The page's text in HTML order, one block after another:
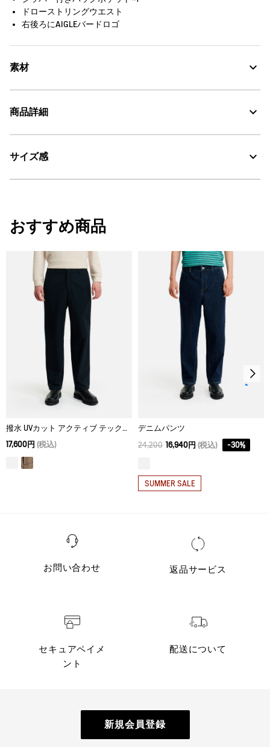
ドローストリングウエスト
右後ろにAIGLEバードロゴ
素材
30℃を限度とし、通常の洗濯処理。
漂白処理はできない。
脱水後、つり干し乾燥がよい。
アイロン仕上げ処理はできない。
ドライクリーニング処理ができない。
ウェットクリーニング処理ができる。：通常の処理
商品詳細
・色：ウォルナット (004)
サイズ感
XS
S 77
M
L
XL
おすすめ商品
撥水 UVカット アクティブ テックパンツ
17,600円 (税込)
デニムパンツ
24,200 16,940円 (税込) -30%
SUMMER SALE
お問い合わせ 返品サービス
セキュアペイメ
ント
配送について
新規会員登録